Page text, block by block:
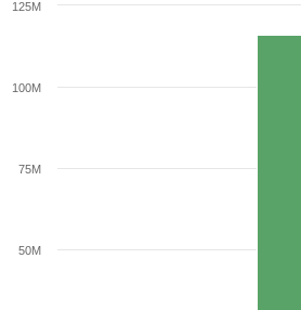
50M
75M
100M
125M